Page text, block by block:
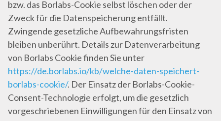
bzw. das Borlabs-Cookie selbst löschen oder der
Zweck für die Datenspeicherung entfällt.
Zwingende gesetzliche Aufbewahrungsfristen
bleiben unberührt. Details zur Datenverarbeitung
von Borlabs Cookie finden Sie unter
https://de.borlabs.io/kb/welche-daten-speichert-
borlabs-cookie/. Der Einsatz der Borlabs-Cookie-
Consent-Technologie erfolgt, um die gesetzlich
vorgeschriebenen Einwilligungen für den Einsatz von